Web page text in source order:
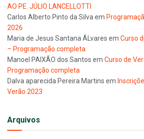
AO PE. JÚLIO LANCELLOTTI
Carlos Alberto Pinto da Silva em
2026
Maria de Jesus Santana ÁLvares em Curso
– Programação completa
Manoel PAIXÃO dos Santos em Curso de
Programação completa
Dalva aparecida Pereira Martins em
Verão 2023
Arquivos